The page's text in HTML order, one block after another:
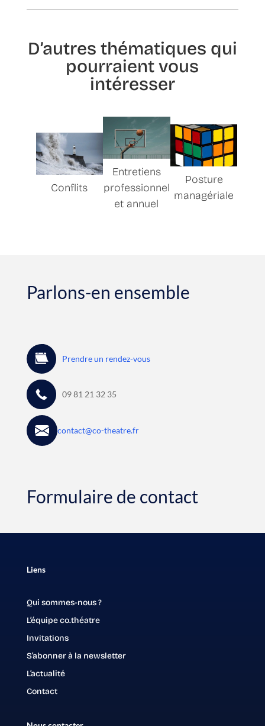
D’autres thématiques qui
pourraient vous
intéresser
Conflits
Entretiens
professionnel
et annuel
Posture
managériale
Parlons-en ensemble
Prendre un rendez-vous
09 81 21 32 35
contact@co-theatre.fr
Formulaire de contact
Liens
Qui sommes-nous ?
L’équipe co.théatre
Invitations
S’abonner à la newsletter
L’actualité
Contact